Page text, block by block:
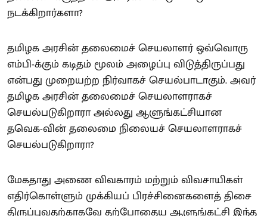
நடக்கிறார்களா?
தமிழக அரசின் தலைமைச் செயலாளர் ஒவ்வொரு
எம்பி-க்கும் கடிதம் மூலம் அழைப்பு விடுத்திருப்பது
என்பது முறையற்ற நிர்வாகச் செயல்பாடாகும். அவர்
தமிழக அரசின் தலைமைச் செயலாளராகச்
செயல்படுகிறாரா அல்லது ஆளுங்கட்சியான
தவெக-வின் தலைமை நிலையச் செயலாளராகச்
செயல்படுகிறாரா?
மேகதாது அணை விவகாரம் மற்றும் விவசாயிகள்
எதிர்கொள்ளும் முக்கியப் பிரச்சினைகளைத் திசை
திருப்புவதற்காகவே தற்போதைய ஆளுங்கட்சி இந்த